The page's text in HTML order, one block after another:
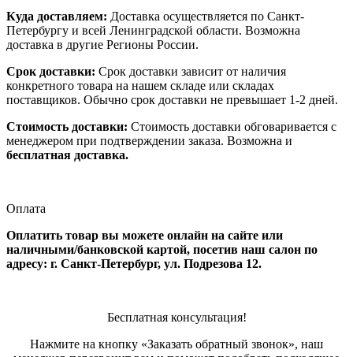
Куда доставляем: Доставка осуществляется по Санкт-
Петербургу и всей Ленинградской области. Возможна
доставка в другие Регионы России.
Срок доставки: Срок доставки зависит от наличия
конкретного товара на нашем складе или складах
поставщиков. Обычно срок доставки не превышает 1-2 дней.
Стоимость доставки: Стоимость доставки обговаривается с
менеджером при подтверждении заказа. Возможна и
бесплатная доставка.
Оплата
Оплатить товар вы можете онлайн на сайте или
наличными/банковской картой, посетив наш салон по
адресу: г. Санкт-Петербург, ул. Подрезова 12.
Бесплатная консультация!
Нажмите на кнопку «Заказать обратный звонок», наш